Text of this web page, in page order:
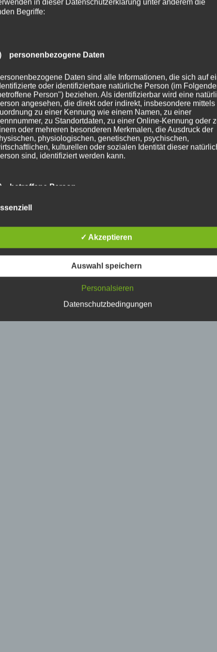
in dieser Datenschutzerklärung unter anderem die
Begriffe:
personenbezogene Daten
Daten sind alle Informationen, die sich auf
oder identifizierbare natürliche Person (im
Person") beziehen. Als identifizierbar wird eine
angesehen, die direkt oder indirekt, insbesondere mittels
zu einer Kennung wie einem Namen, zu einer
zu Standortdaten, zu einer Online-Kennung oder
oder mehreren besonderen Merkmalen, die Ausdruck der
physiologischen, genetischen, psychischen,
kulturellen oder sozialen Identität dieser
sind, identifiziert werden kann.
betroffene Person
Person ist jede identifizierte oder identifizierbare
verarbeitet werden.
Verarbeitung
Vorgang oder jede solche Vorgangsreihe im
die Organisation, das Ordnen, die Speicherung, die
die Offenlegung durch Übermittlung, Verbreitung
✓ Akzeptieren
Auswahl speichern
Personalsieren
Datenschutzbedingungen